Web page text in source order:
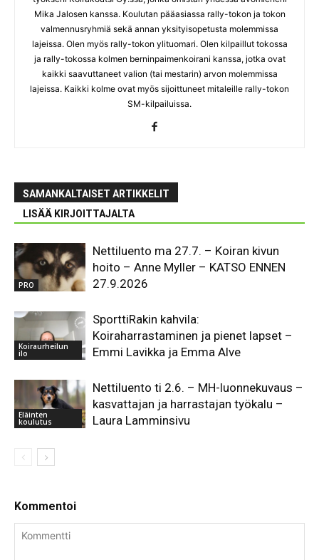
Mika Jalosen kanssa. Koulutan pääasiassa rally-tokon ja tokon
valmennusryhmiä sekä annan yksityisopetusta molemmissa
lajeissa. Olen myös rally-tokon ylituomari. Olen kilpaillut tokossa
ja rally-tokossa kolmen berninpaimenkoirani kanssa, jotka ovat
kaikki saavuttaneet valion (tai mestarin) arvon molemmissa
lajeissa. Kaikki kolme ovat myös sijoittuneet mitaleille rally-tokon
SM-kilpailuissa.
SAMANKALTAISET ARTIKKELIT
LISÄÄ KIRJOITTAJALTA
PRO
Nettiluento ma 27.7. – Koiran kivun
hoito – Anne Myller – KATSO ENNEN
27.9.2026
Koiraurheilun
ilo
SporttiRakin kahvila:
Koiraharrastaminen ja pienet lapset –
Emmi Lavikka ja Emma Alve
Eläinten
koulutus
Nettiluento ti 2.6. – MH-luonnekuvaus –
kasvattajan ja harrastajan työkalu –
Laura Lamminsivu
Kommentoi